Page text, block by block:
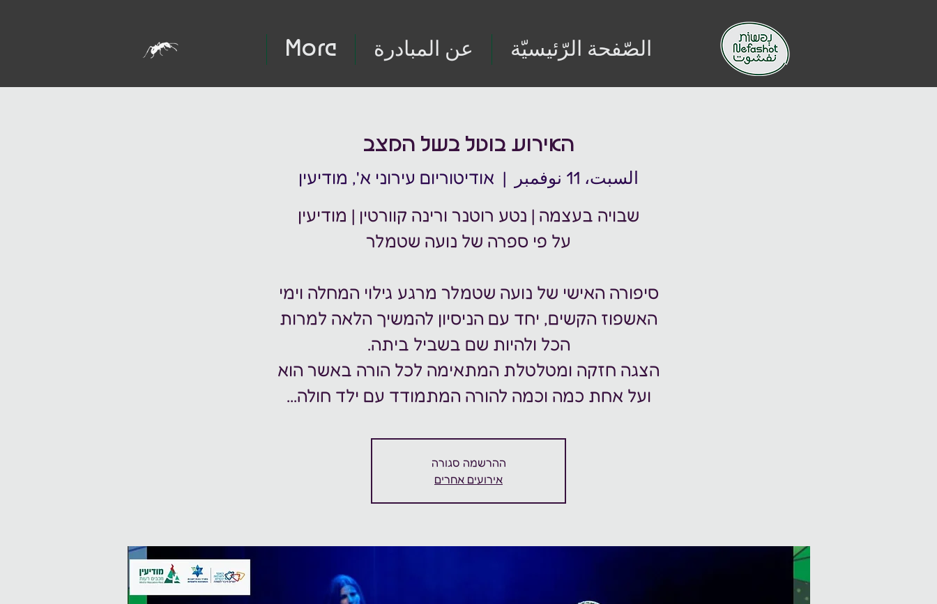
الصّفحة الرّئيسيّة عن المبادرة More
האירוע בוטל בשל המצב
السبت، 11 نوفمبر
  |
אודיטוריום עירוני א', מודיעין
סיפורה האישי של נועה שטמלר מרגע גילוי המחלה וימי
האשפוז הקשים, יחד עם הניסיון להמשיך הלאה למרות
הצגה חזקה ומטלטלת המתאימה לכל הורה באשר הוא
ועל אחת כמה וכמה להורה המתמודד עם ילד חולה...
ההרשמה סגורה
אירועים אחרים